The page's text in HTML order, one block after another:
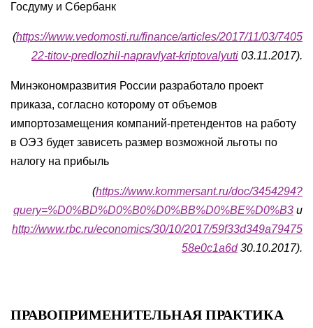
Госдуму и Сбербанк
(https://www.vedomosti.ru/finance/articles/2017/11/03/7405
22-titov-predlozhil-napravlyat-kriptovalyuti 03.11.2017).
Минэкономразвития России разработало проект
приказа, согласно которому от объемов
импортозамещения компаний-претендентов на работу
в ОЭЗ будет зависеть размер возможной льготы по
налогу на прибыль
(https://www.kommersant.ru/doc/3454294?
query=%D0%BD%D0%B0%D0%BB%D0%BE%D0%B3 и
http://www.rbc.ru/economics/30/10/2017/59f33d349a79475
58e0c1a6d30.10.2017).
ПРАВОПРИМЕНИТЕЛЬНАЯ ПРАКТИКА